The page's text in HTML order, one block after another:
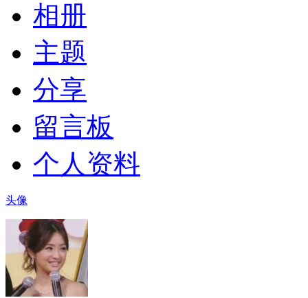
相册
主题
分享
留言板
个人资料
头像